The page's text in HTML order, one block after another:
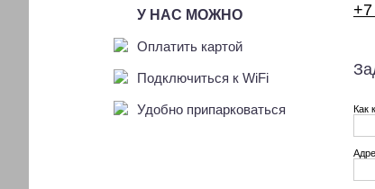
+7
Как
У НАС МОЖНО
Оплатить картой
Подключиться к WiFi
Удобно припарковаться